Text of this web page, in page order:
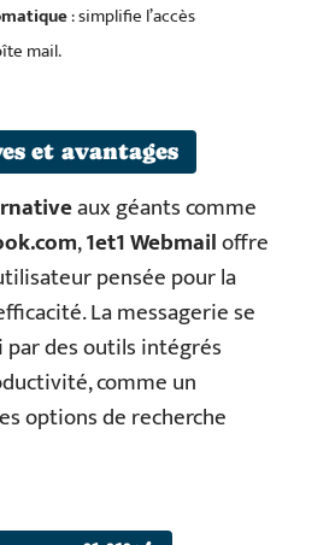
: simplifie l’accès
mail.
et avantages
aux géants comme
,1et1 Webmailoffre
pensée pour la
La messagerie se
des outils intégrés
comme un
options de recherche